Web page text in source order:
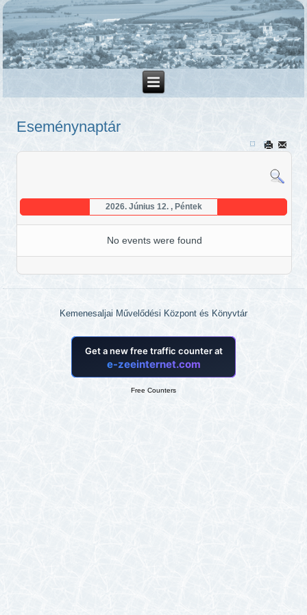
Eseménynaptár
2026. Június 12. , Péntek
No events were found
Kemenesaljai Művelődési Központ és Könyvtár
Free Counters